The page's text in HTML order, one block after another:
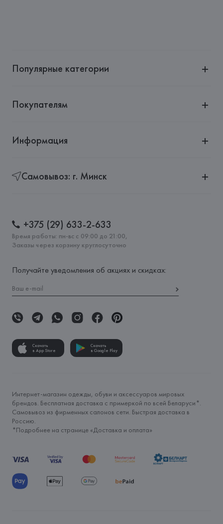
Страна происхождения товара:
Популярные категории
Покупателям
Информация
Самовывоз: г. Минск
+375 (29) 633-2-633
Время работы: пн-вс с 09:00 до 21:00,
Заказы через корзину круглосуточно
Получайте уведомления об акциях и скидках:
Скачать
в App Store
Скачать
в Google Play
Интернет-магазин одежды, обуви и аксессуаров мировых
брендов. Бесплатная доставка с примеркой по всей Беларуси*.
Самовывоз из фирменных салонов сети. Быстрая доставка в
Россию.
*Подробнее на странице «Доставка и оплата»